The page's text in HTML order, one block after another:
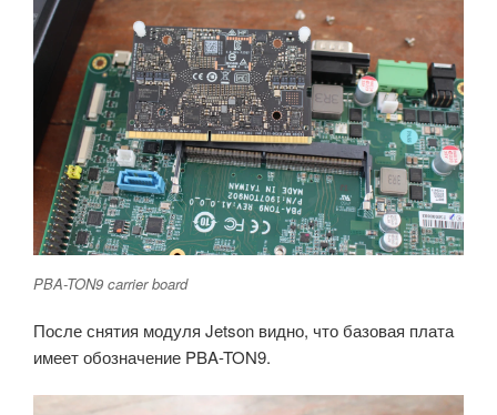
PBA-TON9 carrier board
После снятия модуля Jetson видно, что базовая плата
имеет обозначение PBA-TON9.